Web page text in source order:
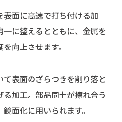
表面に高速で打ち付ける加
一に整えるとともに、金属を
向上させます。
て表面のざらつきを削り落と
る加工。部品同士が擦れ合う
面化に用いられます。